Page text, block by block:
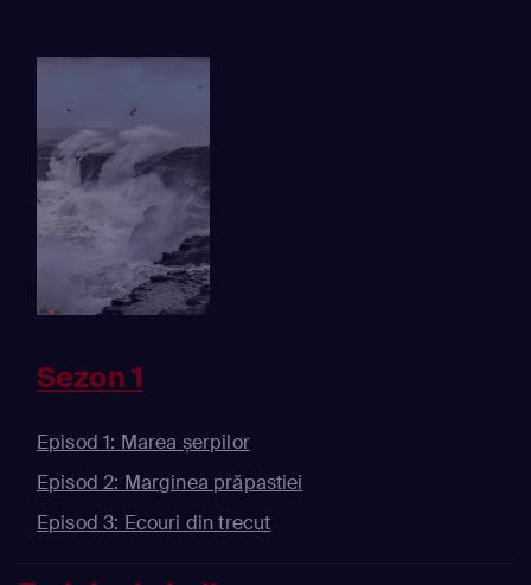
Sezon 1
Episod 1: Marea șerpilor
Episod 2: Marginea prăpastiei
Episod 3: Ecouri din trecut